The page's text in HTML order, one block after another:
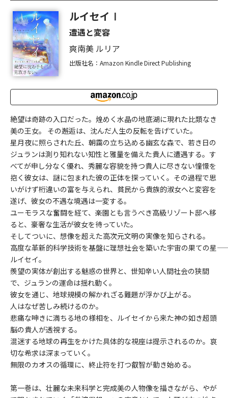
ルイセイⅠ
遭遇と変容
爽南美 ルリア
出版社名：Amazon Kindle Direct Publishing
絶望は奇跡の入口だった。煌めく水晶の地底湖に現れた比類なき
美の王女。 その邂逅は、沈んだ人生の反転を告げていた。
星月夜に照らされた丘、朝靄の立ち込める幽玄な森で、若き日の
ジュランは測り知れない知性と雅量を備えた貴人に遭遇する。す
べてが申し分なく優れ、秀麗な容貌を持つ貴人に尽きない憧憬を
抱く彼女は、謎に包まれた彼の正体を探っていく。その過程で思
いがけず桁違いの富を与えられ、貧民から貴族的淑女へと変容を
遂げ、彼女の不遇な境遇は一変する。
ユーモラスな奮闘を経て、楽園とも言うべき高級リゾート邸へ移
ると、豪奢な生活が彼女を待っていた。
そしてついに、想像を超えた高次元文明の実像を知らされる。
高度な革新的科学技術を基盤に理想社会を築いた宇宙の果ての星――
ルイセイ。
羨望の実体が創出する魅惑の世界と、世知辛い人間社会の狭間
で、ジュランの運命は揺れ動く。
彼女を通じ、地球規模の解かれざる難題が浮かび上がる。
人はなぜ苦しみ続けるのか。
悲痛な呻きに満ちる地の様相を、ルイセイから来た神の如き超頭
脳の貴人が透視する。
混迷する地球の再生をかけた具体的な視座は提示されるのか。哀
切な希求は深まっていく。
無限のカオスの循環に、終止符を打つ叡智が動き始める。
第一巻は、壮麗な未来科学と完成美の人物像を描きながら、やが